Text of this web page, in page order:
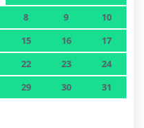
8 9
10
15 16
17
22 23
24
29 30 31